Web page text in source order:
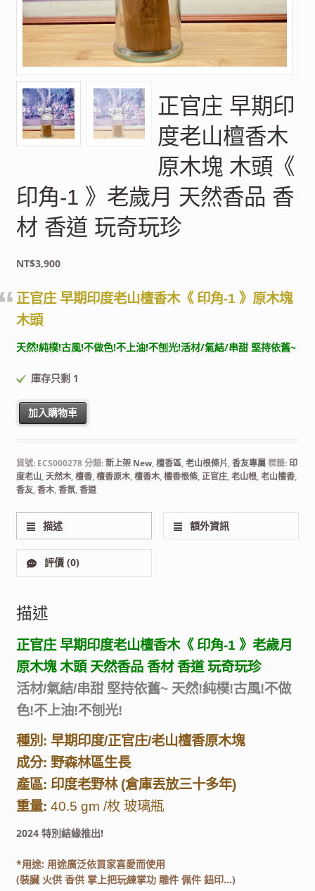
正官庄 早期印
度老山檀香木
原木塊 木頭《
印角-1 》老歲月 天然香品 香
材 香道 玩奇玩珍
NT$3,900
正官庄 早期印度老山檀香木《 印角-1 》原木塊
木頭
天然!純樸!古風!不做色!不上油!不刨光!活材/氣結/串甜 堅持依舊~
庫存只剩 1
正官庄 早期印度老山檀香木 原木塊 木頭《 印角-1 》老歲月 天然香
加入購物車
貨號: ECS000278分類:新上架 New,檀香區,老山根條片,香友專屬標籤:印
度老山,天然木,檀香,檀香原木,檀香木,檀香根條,正官庄,老山根,老山檀香,
香友,香木,香氛,香道
描述 額外資訊
評價 (0)
描述
正官庄 早期印度老山檀香木《 印角-1 》老歲月
原木塊 木頭 天然香品 香材 香道 玩奇玩珍
活材/氣結/串甜 堅持依舊~ 天然!純樸!古風!不做
色!不上油!不刨光!
種別: 早期印度/正官庄/老山檀香原木塊
成分: 野森林區生長
產區: 印度老野林 (倉庫丟放三十多年)
重量: 40.5 gm /枚 玻璃瓶
2024 特別結緣推出!
*用途: 用途廣泛依買家喜愛而使用
(裝臟 火供 香供 掌上把玩練掌功 雕件 佩件 鈕印…)